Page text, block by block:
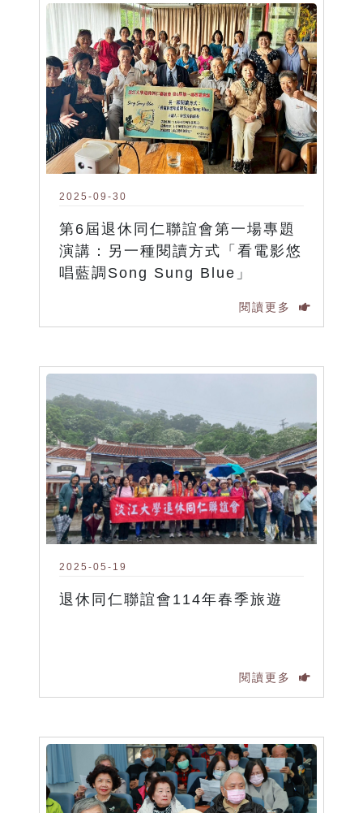
2025-09-30
第6屆退休同仁聯誼會第一場專題
演講：另一種閱讀方式「看電影悠
唱藍調Song Sung Blue」
閱讀更多
2025-05-19
退休同仁聯誼會114年春季旅遊
閱讀更多